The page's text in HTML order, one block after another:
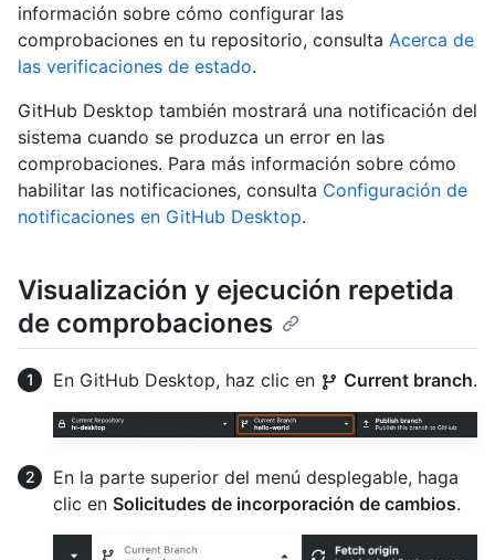
información sobre cómo configurar las
comprobaciones en tu repositorio, consulta Acerca de
las verificaciones de estado.
GitHub Desktop también mostrará una notificación del
sistema cuando se produzca un error en las
comprobaciones. Para más información sobre cómo
habilitar las notificaciones, consulta Configuración de
notificaciones en GitHub Desktop.
Visualización y ejecución repetida
de comprobaciones
En GitHub Desktop, haz clic en Current branch.
En la parte superior del menú desplegable, haga
clic en Solicitudes de incorporación de cambios.